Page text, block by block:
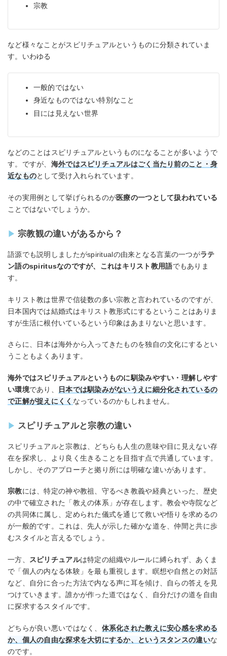
宗教
など様々なことがスピリチュアルというものに分類されていま
す。いわゆる
一般的ではない
身近なものではない特別なこと
目には見えない世界
などのことはスピリチュアルというものになることが多いようで
す。ですが、 海外ではスピリチュアルはごく当たり前のこと・身
近なものとして受け入れられています。
その実用例として挙げられるのが医療の一つとして扱われている
ことではないでしょうか。
宗教観の違いがあるから？
語源でも説明しましたがspiritualの由来となる言葉の一つがラテ
ン語のspiritusなのですが、これはキリスト教用語でもありま
す。
キリスト教は世界で信徒数の多い宗教と言われているのですが、
日本国内では結婚式はキリスト教形式にするということはありま
すが生活に根付いているという印象はあまりないと思います。
さらに、日本は海外から入ってきたものを独自の文化にするとい
うこともよくあります。
海外ではスピリチュアルというものに馴染みやすい・理解しやす
い環境であり、
日本では馴染みがないうえに細分化されているの
で正解が捉えにくく なっているのかもしれません。
スピリチュアルと宗教の違い
スピリチュアルと宗教は、どちらも人生の意味や目に見えない存
在を探求し、より良く生きることを目指す点で共通しています。
しかし、そのアプローチと拠り所には明確な違いがあります。
宗教には、特定の神や教祖、守るべき教義や経典といった、歴史
の中で確立された「教えの体系」が存在します。教会や寺院など
の共同体に属し、定められた儀式を通じて救いや悟りを求めるの
が一般的です。これは、先人が示した確かな道を、仲間と共に歩
むスタイルと言えるでしょう。
一方、 スピリチュアルは特定の組織やルールに縛られず、あくま
で「個人の内なる体験」を最も重視します。瞑想や自然との対話
など、自分に合った方法で内なる声に耳を傾け、自らの答えを見
つけていきます。誰かが作った道ではなく、自分だけの道を自由
に探求するスタイルです。
どちらが良い悪いではなく、 体系化された教えに安心感を求める
か、個人の自由な探求を大切にするか、というスタンスの違いな
のです。